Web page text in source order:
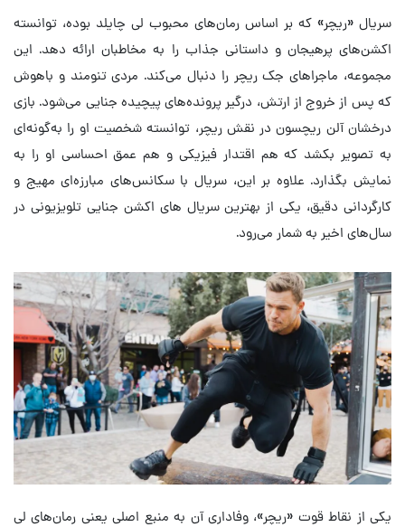
سریال «ریچر» که بر اساس رمان‌های محبوب لی چایلد بوده، توانسته
اکشن‌های پرهیجان و داستانی جذاب را به مخاطبان ارائه دهد. این
مجموعه، ماجراهای جک ریچر را دنبال می‌کند. مردی تنومند و باهوش
که پس از خروج از ارتش، درگیر پرونده‌های پیچیده جنایی می‌شود. بازی
درخشان آلن ریچسون در نقش ریچر، توانسته شخصیت او را به‌گونه‌ای
به تصویر بکشد که هم اقتدار فیزیکی و هم عمق احساسی او را به
نمایش بگذارد. علاوه بر این، سریال با سکانس‌های مبارزه‌ای مهیج و
کارگردانی دقیق، یکی از بهترین سریال های اکشن جنایی تلویزیونی در
سال‌های اخیر به شمار می‌رود.
یکی از نقاط قوت «ریچر»، وفاداری آن به منبع اصلی یعنی رمان‌های لی